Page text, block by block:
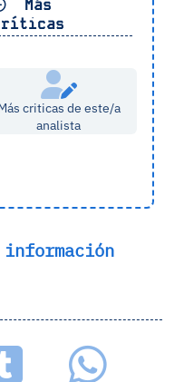
Más
criticas de este/a
analista